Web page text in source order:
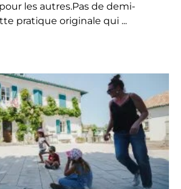
les autres.Pas de demi-
pratique originale qui ...